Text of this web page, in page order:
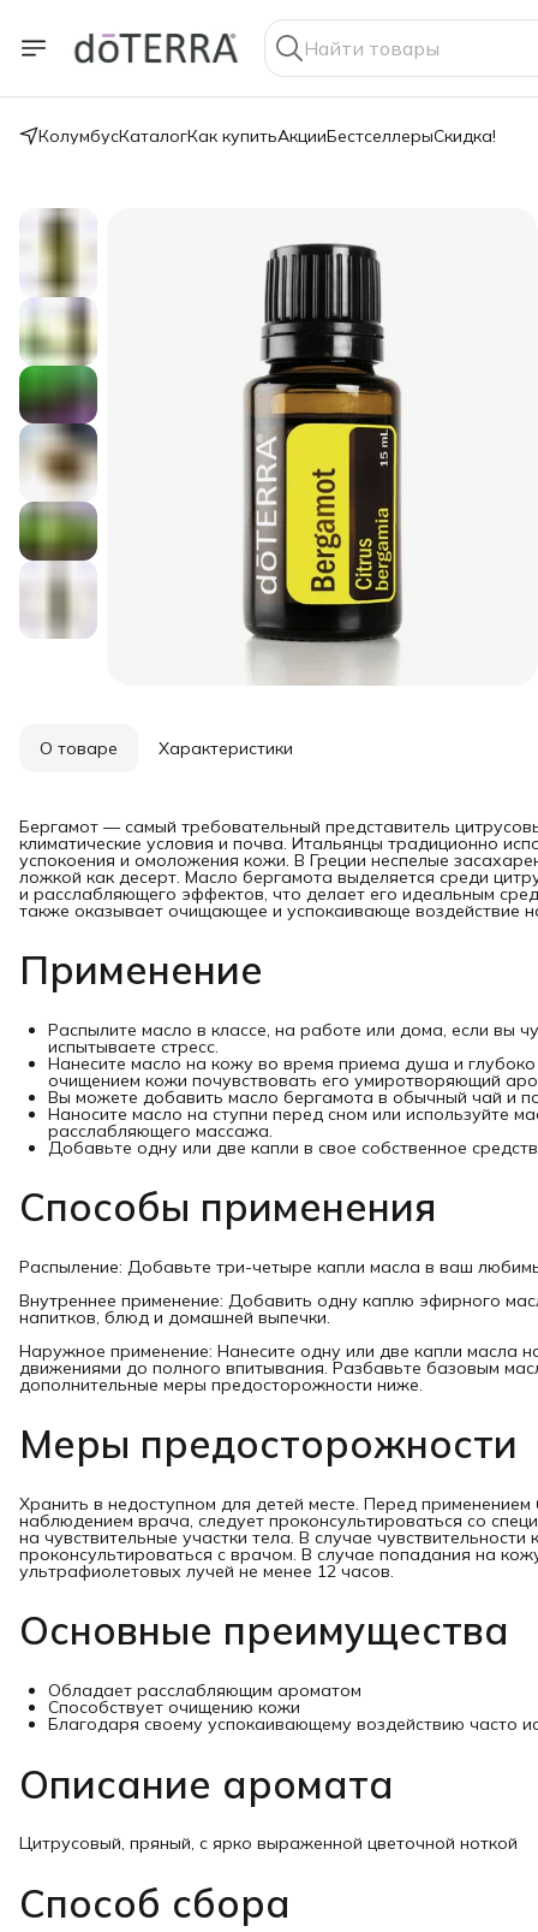
КолумбусКаталогКак купитьАкцииБестселлерыСкидка!
О товаре Характеристики
Бергамот — самый требовательный представитель
климатические условия и почва. Итальянцы традиционно
успокоения и омоложения кожи. В Греции неспелые
ложкой как десерт. Масло бергамота выделяется среди
и расслабляющего эффектов, что делает его идеальным
также оказывает очищающее и успокаивающе воздействие
Применение
Распылите масло в классе, на работе или дома, если вы
испытываете стресс.
Нанесите масло на кожу во время приема душа и
очищением кожи почувствовать его умиротворяющий
Вы можете добавить масло бергамота в обычный чай и
Наносите масло на ступни перед сном или используйте
расслабляющего массажа.
Добавьте одну или две капли в свое собственное
Способы применения
Распыление: Добавьте три-четыре капли масла в ваш
Внутреннее применение: Добавить одну каплю эфирного
напитков, блюд и домашней выпечки.
Наружное применение: Нанесите одну или две капли масла
движениями до полного впитывания. Разбавьте базовым
дополнительные меры предосторожности ниже.
Меры предосторожности
Хранить в недоступном для детей месте. Перед
наблюдением врача, следует проконсультироваться со
на чувствительные участки тела. В случае
проконсультироваться с врачом. В случае попадания на
ультрафиолетовых лучей не менее 12 часов.
Основные преимущества
Обладает расслабляющим ароматом
Способствует очищению кожи
Благодаря своему успокаивающему воздействию часто
Описание аромата
Цитрусовый, пряный, с ярко выраженной цветочной ноткой
Способ сбора